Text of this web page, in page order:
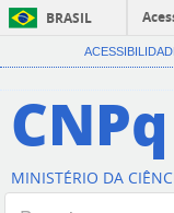
BRASIL
CNPq
MINISTÉRIO DA